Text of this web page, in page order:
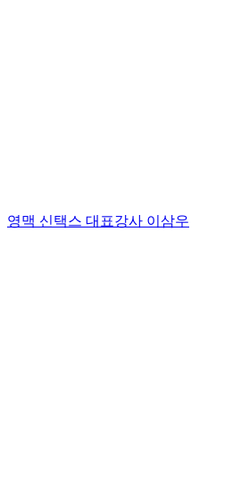
영맥 신택스 대표강사 이삼우